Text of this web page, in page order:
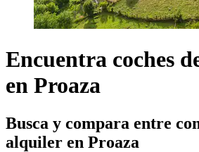
Encuentra coches
en Proaza
Busca y compara entre
alquiler en Proaza